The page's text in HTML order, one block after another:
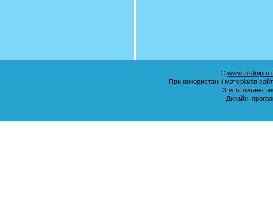
© www.fc-
При використанні матеріалів
З усіх питань
Дизайн,